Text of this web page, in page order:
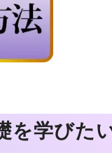
を学びた